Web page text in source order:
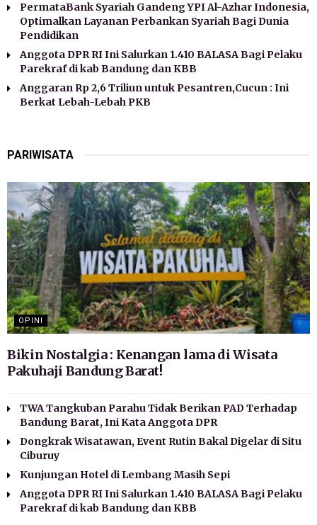
PermataBank Syariah Gandeng YPI Al-Azhar Indonesia,
Optimalkan Layanan Perbankan Syariah Bagi Dunia
Pendidikan
Anggota DPR RI Ini Salurkan 1.410 BALASA Bagi Pelaku
Parekraf di kab Bandung dan KBB
Anggaran Rp 2,6 Triliun untuk Pesantren,Cucun : Ini
Berkat Lebah-Lebah PKB
PARIWISATA
OPINI
Bikin Nostalgia : Kenangan lama di Wisata
Pakuhaji Bandung Barat!
TWA Tangkuban Parahu Tidak Berikan PAD Terhadap
Bandung Barat, Ini Kata Anggota DPR
Dongkrak Wisatawan, Event Rutin Bakal Digelar di Situ
Ciburuy
Kunjungan Hotel di Lembang Masih Sepi
Anggota DPR RI Ini Salurkan 1.410 BALASA Bagi Pelaku
Parekraf di kab Bandung dan KBB